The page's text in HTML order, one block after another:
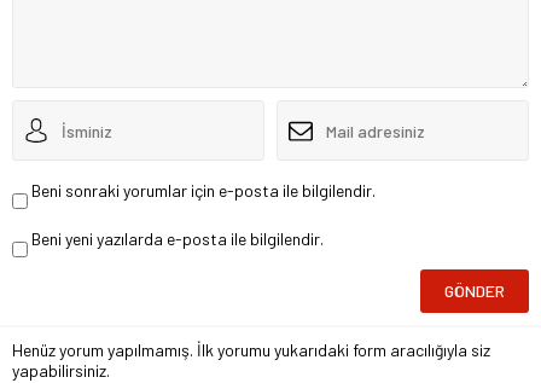
Beni sonraki yorumlar için e-posta ile bilgilendir.
Beni yeni yazılarda e-posta ile bilgilendir.
Henüz yorum yapılmamış. İlk yorumu yukarıdaki form aracılığıyla siz
yapabilirsiniz.